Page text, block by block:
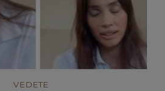
VEDETE